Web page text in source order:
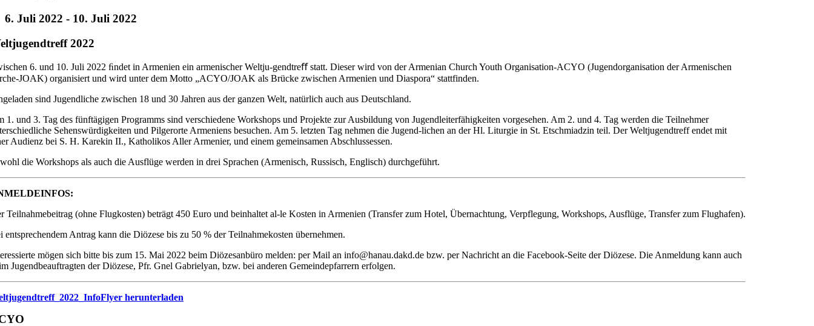
6. Juli 2022 - 10. Juli 2022
2022
6. und 10. Juli 2022 ﬁndet in Armenien ein armenischer Weltju-gendtreﬀ statt. Dieser wird von der Armenian Church Youth Organisation-ACYO (Jugendorganisation der Armenischen
JOAK) organisiert und wird unter dem Motto „ACYO/JOAK als Brücke zwischen Armenien und Diaspora“ stattfinden.
sind Jugendliche zwischen 18 und 30 Jahren aus der ganzen Welt, natürlich auch aus Deutschland.
1. und 3. Tag des fünftägigen Programms sind verschiedene Workshops und Projekte zur Ausbildung von Jugendleiterfähigkeiten vorgesehen. Am 2. und 4. Tag werden die Teilnehmer
Sehenswürdigkeiten und Pilgerorte Armeniens besuchen. Am 5. letzten Tag nehmen die Jugend-lichen an der Hl. Liturgie in St. Etschmiadzin teil. Der Weltjugendtreff endet mit
Audienz bei S. H. Karekin II., Katholikos Aller Armenier, und einem gemeinsamen Abschlussessen.
die Workshops als auch die Ausflüge werden in drei Sprachen (Armenisch, Russisch, Englisch) durchgeführt.
Teilnahmebeitrag (ohne Flugkosten) beträgt 450 Euro und beinhaltet al-le Kosten in Armenien (Transfer zum Hotel, Übernachtung, Verpflegung, Workshops, Ausflüge, Transfer zum Flughafen).
entsprechendem Antrag kann die Diözese bis zu 50 % der Teilnahmekosten übernehmen.
mögen sich bitte bis zum 15. Mai 2022 beim Diözesanbüro melden: per Mail an info@hanau.dakd.de bzw. per Nachricht an die Facebook-Seite der Diözese. Die Anmeldung kann auch
Jugendbeauftragten der Diözese, Pfr. Gnel Gabrielyan, bzw. bei anderen Gemeindepfarrern erfolgen.
herunterladen